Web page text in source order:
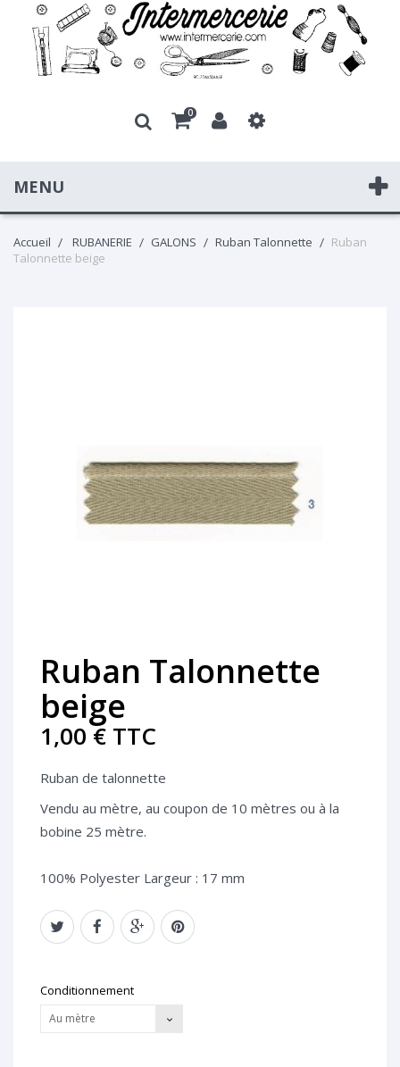
0
MENU
Accueil RUBANERIE GALONS Ruban Talonnette
Ruban
Talonnette beige
Ruban Talonnette
beige
1,00 € TTC
Ruban de talonnette
Vendu au mètre, au coupon de 10 mètres ou à la
bobine 25 mètre.
100% Polyester Largeur : 17 mm
Conditionnement
Au mètre